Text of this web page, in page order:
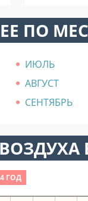
ПО
ИЮЛЬ
АВГУСТ
СЕНТЯБРЬ
ГОД